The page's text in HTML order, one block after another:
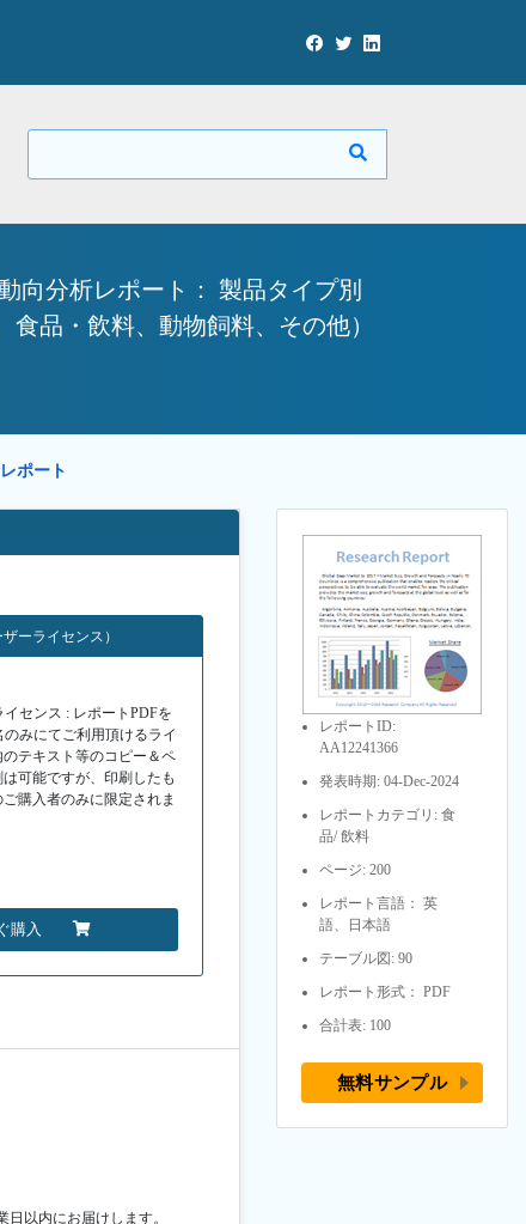
向分析レポート： 製品タイプ別
品・飲料、動物飼料、その他）
ポート
ーライセンス）
センス : レポートPDFを
みにてご利用頂けるライ
テキスト等のコピー＆ペ
可能ですが、印刷したも
購入者のみに限定されま
購入
以内にお届けします。
レポートID:
AA12241366
発表時期: 04-Dec-2024
レポートカテゴリ: 食
品/ 飲料
ページ: 200
レポート言語： 英
語、日本語
テーブル図: 90
レポート形式： PDF
合計表: 100
無料サンプル